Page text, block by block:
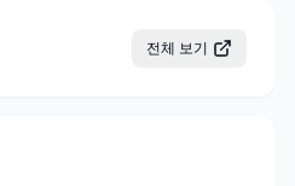
전체 보기